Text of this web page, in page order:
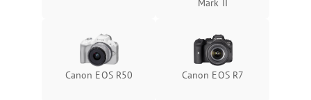
Mark II
Canon EOS R50 Canon EOS R7